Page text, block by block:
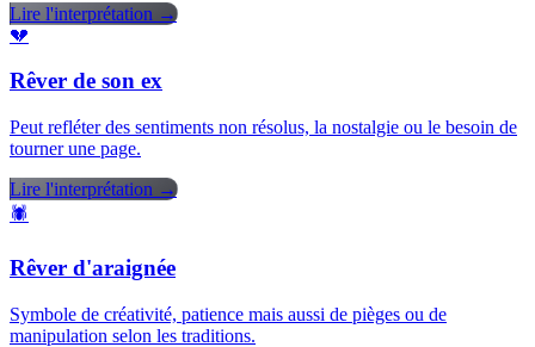
Lire l'interprétation →
💔
Rêver de son ex
Peut refléter des sentiments non résolus, la nostalgie ou le besoin de
tourner une page.
Lire l'interprétation →
🕷️
Rêver d'araignée
Symbole de créativité, patience mais aussi de pièges ou de
manipulation selon les traditions.